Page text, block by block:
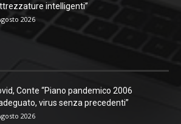
intelligenti”
2026
Conte “Piano pandemico 2006
virus senza precedenti”
2026